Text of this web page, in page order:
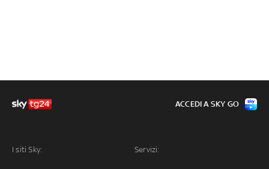
I siti Sky: Servizi:
ACCEDI A SKY GO